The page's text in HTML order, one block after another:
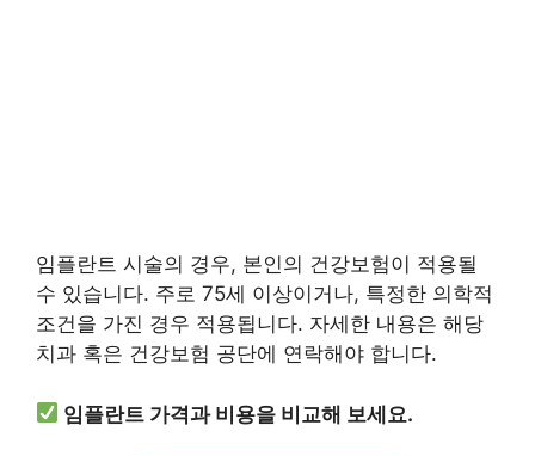
임플란트 시술의 경우, 본인의 건강보험이 적용될
수 있습니다. 주로 75세 이상이거나, 특정한 의학적
조건을 가진 경우 적용됩니다. 자세한 내용은 해당
치과 혹은 건강보험 공단에 연락해야 합니다.
임플란트 가격과 비용을 비교해 보세요.